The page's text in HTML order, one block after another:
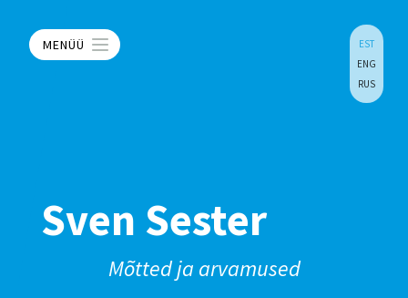
MENÜÜ
EST
ENG
RUS
Sven Sester
Mõtted ja arvamused